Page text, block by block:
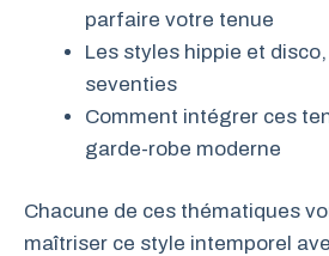
parfaire votre tenue
Les styles hippie et
seventies
Comment intégrer ces
garde-robe moderne
Chacune de ces thématiques
maîtriser ce style intemporel